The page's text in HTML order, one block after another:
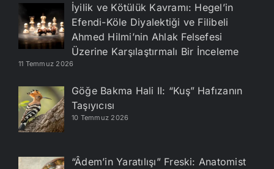
İyilik ve Kötülük Kavramı: Hegel’in
Efendi-Köle Diyalektiği ve Filibeli
Ahmed Hilmi’nin Ahlak Felsefesi
Üzerine Karşılaştırmalı Bir İnceleme
11 Temmuz 2026
Göğe Bakma Hali II: “Kuş” Hafızanın
Taşıyıcısı
10 Temmuz 2026
“Âdem’in Yaratılışı” Freski: Anatomist